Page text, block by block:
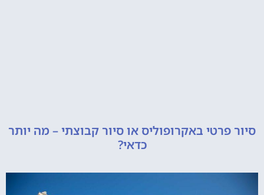
באקרופוליס או סיור קבוצתי – מה יותר